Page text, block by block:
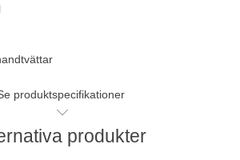
produktspecifikationer
produkter